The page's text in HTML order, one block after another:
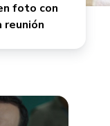
foto con
reunión